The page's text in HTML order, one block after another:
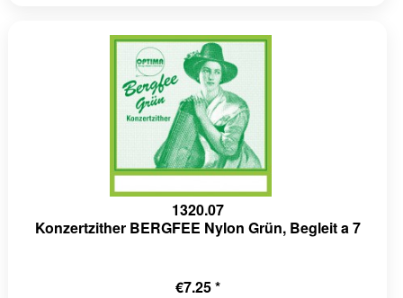
1320.07
Konzertzither BERGFEE Nylon Grün, Begleit a 7
€7.25 *